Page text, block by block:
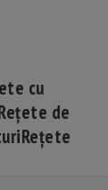
cu
de
Rețete